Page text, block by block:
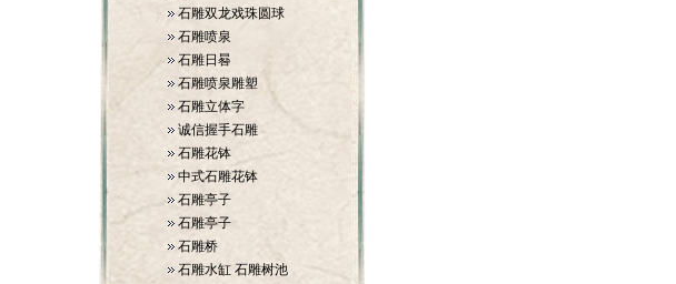
石雕双龙戏珠圆球
石雕喷泉
石雕日晷
石雕喷泉雕塑
石雕立体字
诚信握手石雕
石雕花钵
中式石雕花钵
石雕亭子
石雕亭子
石雕桥
石雕水缸 石雕树池